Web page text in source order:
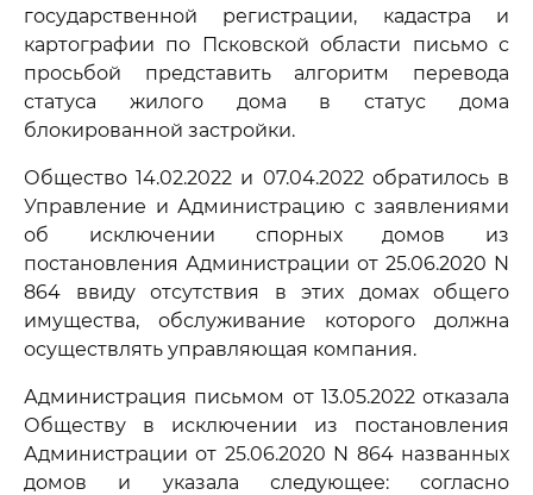
государственной регистрации, кадастра и
картографии по Псковской области письмо с
просьбой представить алгоритм перевода
статуса жилого дома в статус дома
блокированной застройки.
Общество 14.02.2022 и 07.04.2022 обратилось в
Управление и Администрацию с заявлениями
об исключении спорных домов из
постановления Администрации от 25.06.2020 N
864 ввиду отсутствия в этих домах общего
имущества, обслуживание которого должна
осуществлять управляющая компания.
Администрация письмом от 13.05.2022 отказала
Обществу в исключении из постановления
Администрации от 25.06.2020 N 864 названных
домов и указала следующее: согласно